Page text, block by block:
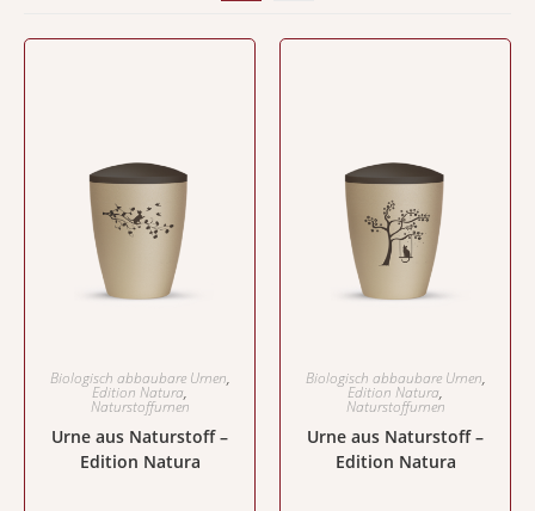
Biologisch abbaubare Urnen,
Edition Natura,
Naturstoffurnen
Urne aus Naturstoff –
Edition Natura
Biologisch abbaubare Urnen,
Edition Natura,
Naturstoffurnen
Urne aus Naturstoff –
Edition Natura